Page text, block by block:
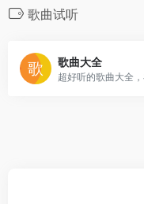
歌曲试听
歌曲大全